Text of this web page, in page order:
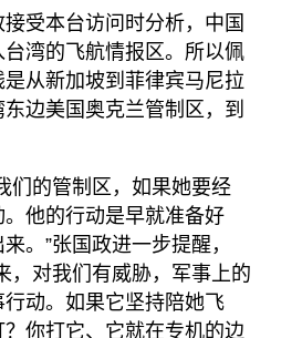
受本台访问时分析，中国
湾的飞航情报区。所以佩
从新加坡到菲律宾马尼拉
边美国奥克兰管制区，到
们的管制区，如果她要经
他的行动是早就准备好
。”张国政进一步提醒，
，对我们有威胁，军事上的
动。如果它坚持陪她飞
？你打它、它就在专机的边